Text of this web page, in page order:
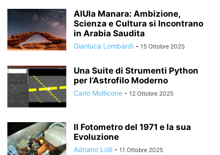
AlUla Manara: Ambizione,
Scienza e Cultura si Incontrano
in Arabia Saudita
Gianluca Lombardi - 15 Ottobre 2025
Una Suite di Strumenti Python
per l’Astrofilo Moderno
Carlo Mollicone - 12 Ottobre 2025
Il Fotometro del 1971 e la sua
Evoluzione
Adriano Lolli - 11 Ottobre 2025